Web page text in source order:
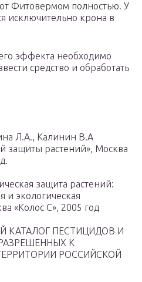
Фитовермом полностью. У
исключительно крона в
эффекта необходимо
средство и обработать
Л.А., Калинин В.А
защиты растений», Москва
защита растений:
и экологическая
«Колос С», 2005 год
КАТАЛОГ ПЕСТИЦИДОВ И
К
РОССИЙСКОЙ